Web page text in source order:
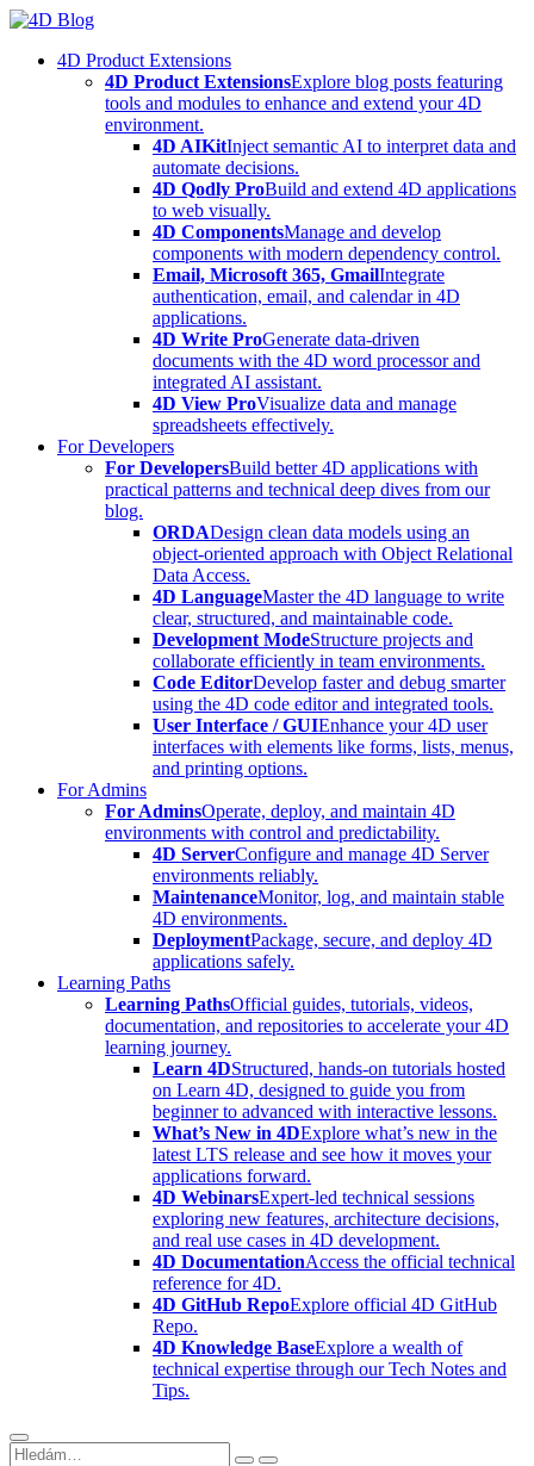
Skip
content4D Product Extensions
4D Product ExtensionsExplore blog posts featuring
tools and modules to enhance and extend your 4D
environment.
4D AIKitInject semantic AI to interpret data and
automate decisions.
4D Qodly ProBuild and extend 4D applications
to web visually.
4D ComponentsManage and develop
components with modern dependency control.
Email, Microsoft 365, GmailIntegrate
authentication, email, and calendar in 4D
applications.
4D Write ProGenerate data-driven
documents with the 4D word processor and
integrated AI assistant.
4D View ProVisualize data and manage
spreadsheets effectively.
For Developers
For DevelopersBuild better 4D applications with
practical patterns and technical deep dives from our
blog.
ORDADesign clean data models using an
object-oriented approach with Object Relational
Data Access.
4D LanguageMaster the 4D language to write
clear, structured, and maintainable code.
Development ModeStructure projects and
collaborate efficiently in team environments.
Code EditorDevelop faster and debug smarter
using the 4D code editor and integrated tools.
User Interface / GUIEnhance your 4D user
interfaces with elements like forms, lists, menus,
and printing options.
For Admins
For AdminsOperate, deploy, and maintain 4D
environments with control and predictability.
4D ServerConfigure and manage 4D Server
environments reliably.
MaintenanceMonitor, log, and maintain stable
4D environments.
DeploymentPackage, secure, and deploy 4D
applications safely.
Learning Paths
Learning PathsOfficial guides, tutorials, videos,
documentation, and repositories to accelerate your 4D
learning journey.
Learn 4DStructured, hands-on tutorials hosted
on Learn 4D, designed to guide you from
beginner to advanced with interactive lessons.
What’s New in 4DExplore what’s new in the
latest LTS release and see how it moves your
applications forward.
4D WebinarsExpert-led technical sessions
exploring new features, architecture decisions,
and real use cases in 4D development.
4D DocumentationAccess the official technical
reference for 4D.
4D GitHub RepoExplore official 4D GitHub
Repo.
4D Knowledge BaseExplore a wealth of
technical expertise through our Tech Notes and
Tips.